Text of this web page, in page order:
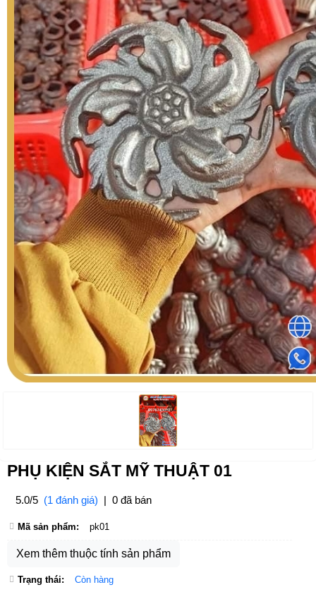
PHỤ KIỆN SẮT MỸ THUẬT 01
5.0/5 (1 đánh giá) | 0 đã bán
Mã sản phẩm: pk01
Xem thêm thuộc tính sản phẩm
Trạng thái: Còn hàng